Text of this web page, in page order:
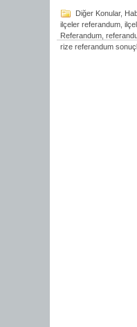
Diğer Konular,
ilçeler referandum
Referandum
rize referandum